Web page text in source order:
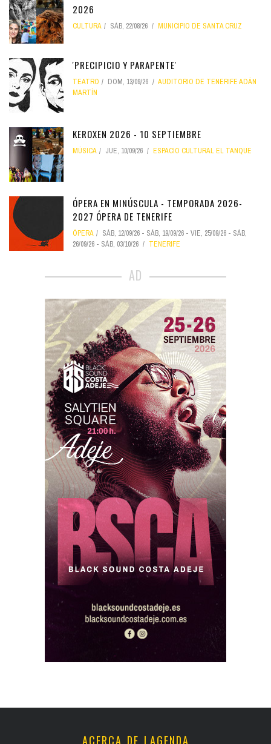
2026
CULTURA SÁB, 22/08/26 MUNICIPIO DE SANTA CRUZ
'PRECIPICIO Y PARAPENTE'
TEATRO DOM, 13/09/26
AUDITORIO DE TENERIFE ADÁN
MARTÍN
KEROXEN 2026 - 10 SEPTIEMBRE
MÚSICA JUE, 10/09/26 ESPACIO CULTURAL EL TANQUE
ÓPERA EN MINÚSCULA - TEMPORADA 2026-
2027 ÓPERA DE TENERIFE
ÓPERA SÁB, 12/09/26 - SÁB, 19/09/26 - VIE, 25/09/26 - SÁB,
26/09/26 - SÁB, 03/10/26 TENERIFE
AD
ACERCA DE LAGENDA